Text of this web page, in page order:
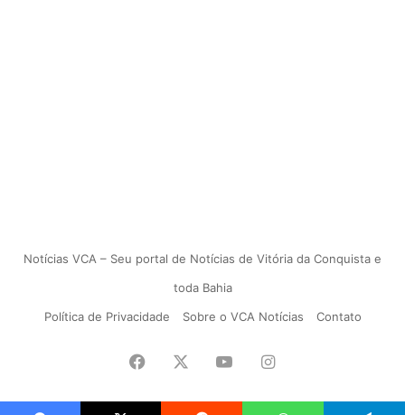
Notícias VCA – Seu portal de Notícias de Vitória da Conquista e
toda Bahia
Política de Privacidade
Sobre o VCA Notícias Contato
Facebook YouTubeInstagram